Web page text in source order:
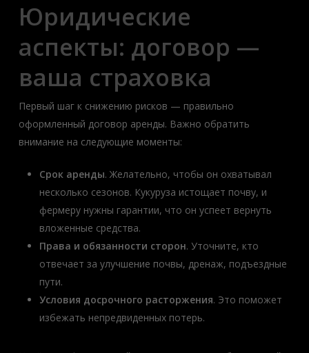
Юридические
аспекты: договор —
ваша страховка
Первый шаг к снижению рисков — правильно
оформленный договор аренды. Важно обратить
внимание на следующие моменты:
Срок аренды. Желательно, чтобы он охватывал
несколько сезонов. Кукуруза истощает почву, и
фермеру нужны гарантии, что он успеет вернуть
вложенные средства.
Права и обязанности сторон. Уточните, кто
отвечает за улучшение почвы, дренаж, подъездные
пути.
Условия досрочного расторжения. Это поможет
избежать непредвиденных потерь.